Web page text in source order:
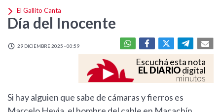
El Gallito Canta
Día del Inocente
29 DICIEMBRE 2025 - 00:59
Escuchá esta nota
EL DIARIOdigital
minutos
Si hay alguien que sabe de cámaras y fierros es